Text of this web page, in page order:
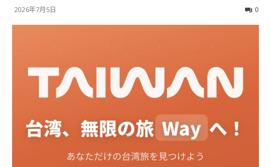
2026年7月5日 0